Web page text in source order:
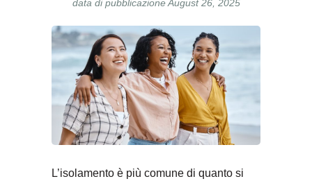
data di pubblicazioneAugust 26, 2025
L’isolamento è più comune di quanto si